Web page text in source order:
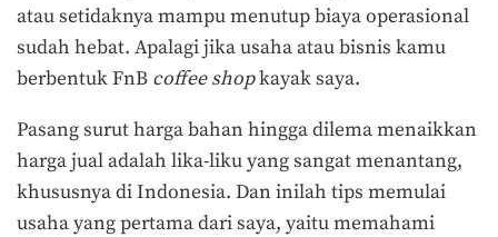
atau setidaknya mampu menutup biaya operasional
sudah hebat. Apalagi jika usaha atau bisnis kamu
berbentuk FnB coffee shopkayak saya.
Pasang surut harga bahan hingga dilema menaikkan
harga jual adalah lika-liku yang sangat menantang,
khususnya di Indonesia. Dan inilah tips memulai
usaha yang pertama dari saya, yaitu memahami